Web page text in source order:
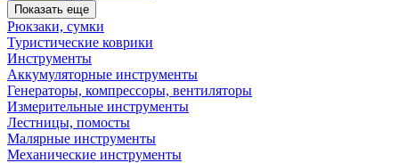
Показать еще
Рюкзаки, сумки
Туристические коврики
Инструменты
Аккумуляторные инструменты
Генераторы, компрессоры, вентиляторы
Измерительные инструменты
Лестницы, помосты
Малярные инструменты
Механические инструменты